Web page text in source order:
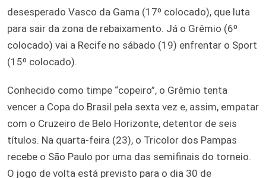
desesperado Vasco da Gama (17º colocado), que luta
para sair da zona de rebaixamento. Já o Grêmio (6º
colocado) vai a Recife no sábado (19) enfrentar o Sport
(15º colocado).
Conhecido como timpe “copeiro”, o Grêmio tenta
vencer a Copa do Brasil pela sexta vez e, assim, empatar
com o Cruzeiro de Belo Horizonte, detentor de seis
títulos. Na quarta-feira (23), o Tricolor dos Pampas
recebe o São Paulo por uma das semifinais do torneio.
O jogo de volta está previsto para o dia 30 de